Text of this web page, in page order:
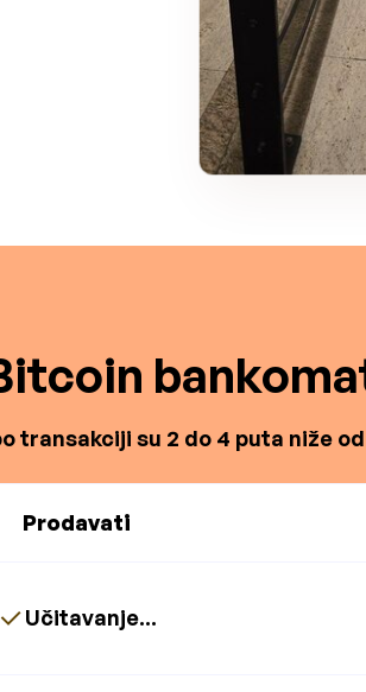
transakciji su 2 do 4 puta niže
Prodavati
Učitavanje...